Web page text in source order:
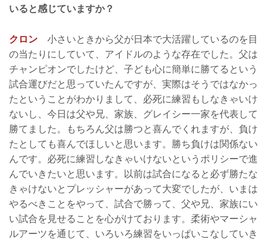
いると感じていますか？
クロン 小さいときから父が日本で大活躍しているのを目
の当たりにしていて、アイドルのような存在でした。父は
チャンピオンでしたけど、子ども心に簡単に勝てるという
試合運びだと思っていたんですが、実際はそうではなかっ
たということがわかりまして、必死に練習もしなきゃいけ
ないし、今日は父や兄、家族、グレイシー一家を代表して
勝てました。もちろん父は勝つと喜んでくれますが、負け
たとしても喜んでほしいと思います。勝ち負けは関係ない
んです。必死に練習しなきゃいけないというポリシーで進
んでいきたいと思います。以前は試合になると必ず勝たな
きゃけないとプレッシャーがあって大変でしたが、いまは
やるべきことをやって、試合で勝って、父や兄、家族にい
い試合を見せることを心がけております。柔術やマーシャ
ルアーツを通じて、いろいろ練習をいっぱいこなしていき